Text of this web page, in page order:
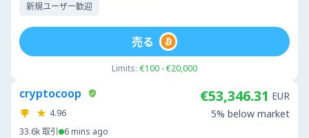
新規ユーザー歓迎
Limits: €100 - €20,000
売る
cryptocoop
4.96
33.6k取引 6 mins ago
€53,346.31 EUR
5% below market